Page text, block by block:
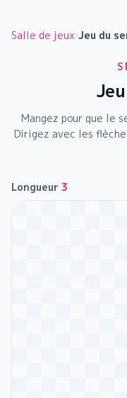
Salle de jeux›Jeu du
Mangez pour que le
Dirigez avec les
Longueur 3